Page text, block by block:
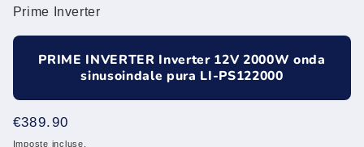
Prime Inverter
PRIME INVERTER Inverter 12V 2000W onda
sinusoindale pura LI-PS122000
Prezzo
di
€389.90
Imposte incluse.